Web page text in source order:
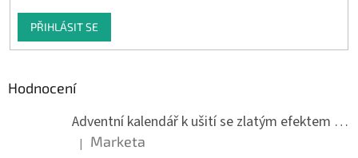
PŘIHLÁSIT SE
Hodnocení
Adventní kalendář k ušití se zlatým efektem 042Q
Hodnocení produktu je 5 z 5 hvězdiček.
| Marketa